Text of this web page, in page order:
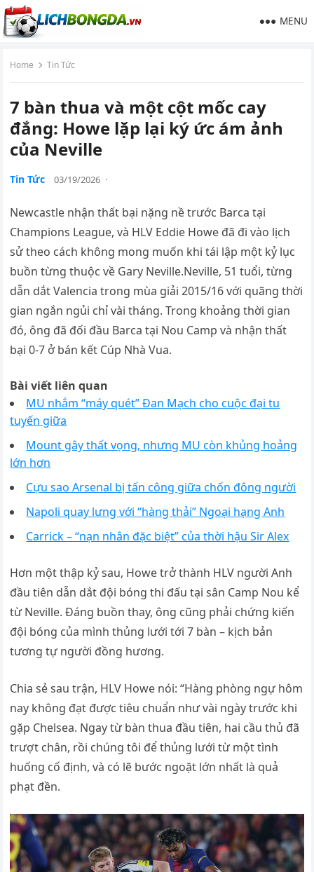
MENU
Home Tin Tức
7 bàn thua và một cột mốc cay
đắng: Howe lặp lại ký ức ám ảnh
của Neville
Tin Tức 03/19/2026 ·
Newcastle nhận thất bại nặng nề trước Barca tại
Champions League, và HLV Eddie Howe đã đi vào lịch
sử theo cách không mong muốn khi tái lập một kỷ lục
buồn từng thuộc về Gary Neville.Neville, 51 tuổi, từng
dẫn dắt Valencia trong mùa giải 2015/16 với quãng thời
gian ngắn ngủi chỉ vài tháng. Trong khoảng thời gian
đó, ông đã đối đầu Barca tại Nou Camp và nhận thất
bại 0-7 ở bán kết Cúp Nhà Vua.
Bài viết liên quan
MU nhắm “máy quét” Đan Mạch cho cuộc đại tu
tuyến giữa
Mount gây thất vọng, nhưng MU còn khủng hoảng
lớn hơn
Cựu sao Arsenal bị tấn công giữa chốn đông người
Napoli quay lưng với “hàng thải” Ngoại hạng Anh
Carrick – “nạn nhân đặc biệt” của thời hậu Sir Alex
Hơn một thập kỷ sau, Howe trở thành HLV người Anh
đầu tiên dẫn dắt đội bóng thi đấu tại sân Camp Nou kể
từ Neville. Đáng buồn thay, ông cũng phải chứng kiến
đội bóng của mình thủng lưới tới 7 bàn – kịch bản
tương tự người đồng hương.
Chia sẻ sau trận, HLV Howe nói: “Hàng phòng ngự hôm
nay không đạt được tiêu chuẩn như vài ngày trước khi
gặp Chelsea. Ngay từ bàn thua đầu tiên, hai cầu thủ đã
trượt chân, rồi chúng tôi để thủng lưới từ một tình
huống cố định, và có lẽ bước ngoặt lớn nhất là quả
phạt đền.